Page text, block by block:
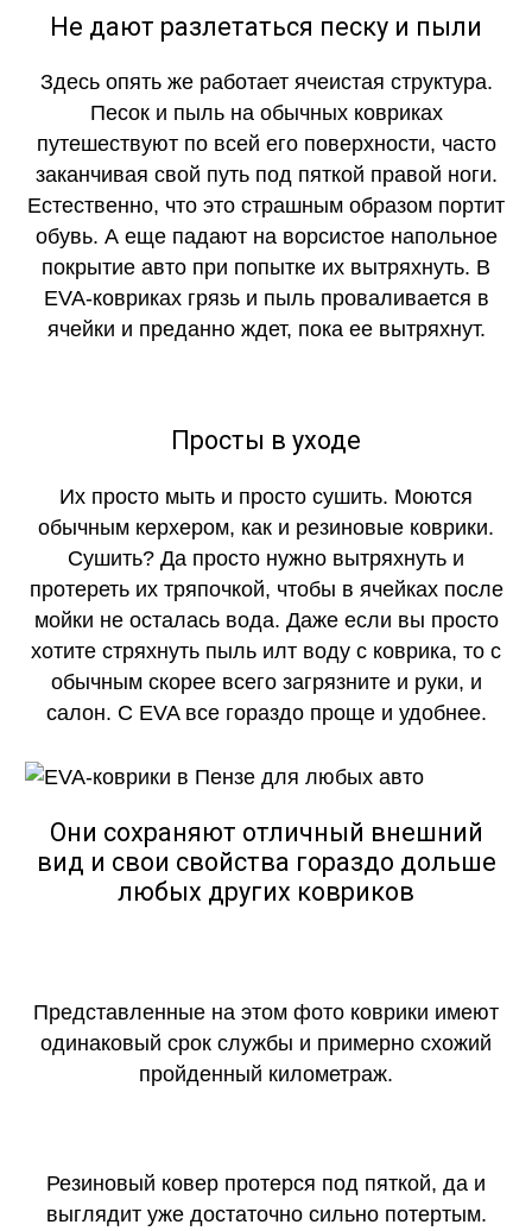
Не дают разлетаться песку и пыли
Здесь опять же работает ячеистая структура.
Песок и пыль на обычных ковриках
путешествуют по всей его поверхности, часто
заканчивая свой путь под пяткой правой ноги.
Естественно, что это страшным образом портит
обувь. А еще падают на ворсистое напольное
покрытие авто при попытке их вытряхнуть. В
EVA-ковриках грязь и пыль проваливается в
ячейки и преданно ждет, пока ее вытряхнут.
Просты в уходе
Их просто мыть и просто сушить. Моются
обычным керхером, как и резиновые коврики.
Сушить? Да просто нужно вытряхнуть и
протереть их тряпочкой, чтобы в ячейках после
мойки не осталась вода. Даже если вы просто
хотите стряхнуть пыль илт воду с коврика, то с
обычным скорее всего загрязните и руки, и
салон. С EVA все гораздо проще и удобнее.
Они сохраняют отличный внешний
вид и свои свойства гораздо дольше
любых других ковриков
Представленные на этом фото коврики имеют
одинаковый срок службы и примерно схожий
пройденный километраж.
Резиновый ковер протерся под пяткой, да и
выглядит уже достаточно сильно потертым.